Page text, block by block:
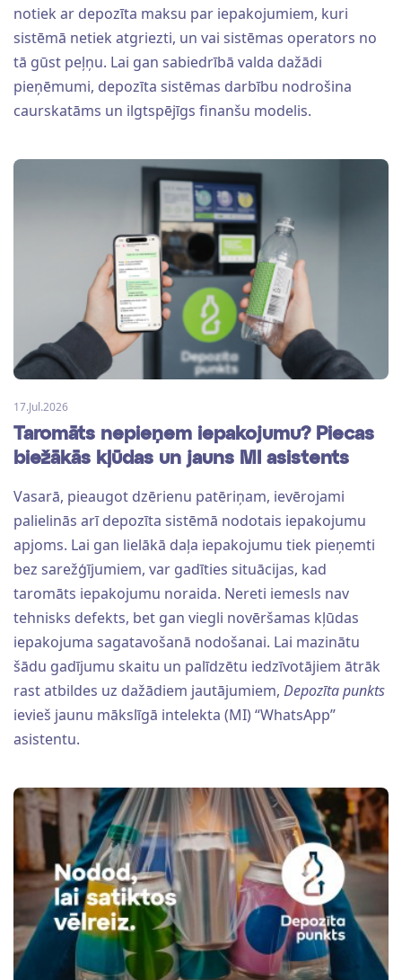
notiek ar depozīta maksu par iepakojumiem, kuri
sistēmā netiek atgriezti, un vai sistēmas operators no
tā gūst peļņu. Lai gan sabiedrībā valda dažādi
pieņēmumi, depozīta sistēmas darbību nodrošina
caurskatāms un ilgtspējīgs finanšu modelis.
17.Jul.2026
Taromāts nepieņem iepakojumu? Piecas
biežākās kļūdas un jauns MI asistents
Vasarā, pieaugot dzērienu patēriņam, ievērojami
palielinās arī depozīta sistēmā nodotais iepakojumu
apjoms. Lai gan lielākā daļa iepakojumu tiek pieņemti
bez sarežģījumiem, var gadīties situācijas, kad
taromāts iepakojumu noraida. Nereti iemesls nav
tehnisks defekts, bet gan viegli novēršamas kļūdas
iepakojuma sagatavošanā nodošanai. Lai mazinātu
šādu gadījumu skaitu un palīdzētu iedzīvotājiem ātrāk
rast atbildes uz dažādiem jautājumiem, Depozīta punkts
ievieš jaunu mākslīgā intelekta (MI) “WhatsApp”
asistentu.